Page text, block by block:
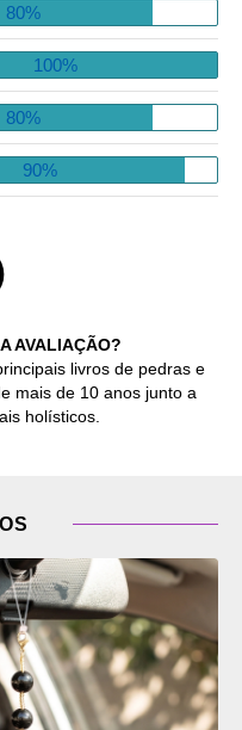
AVALIAÇÃO?
livros de pedras e
mais de 10 anos junto a
holísticos.
80%
100%
80%
90%